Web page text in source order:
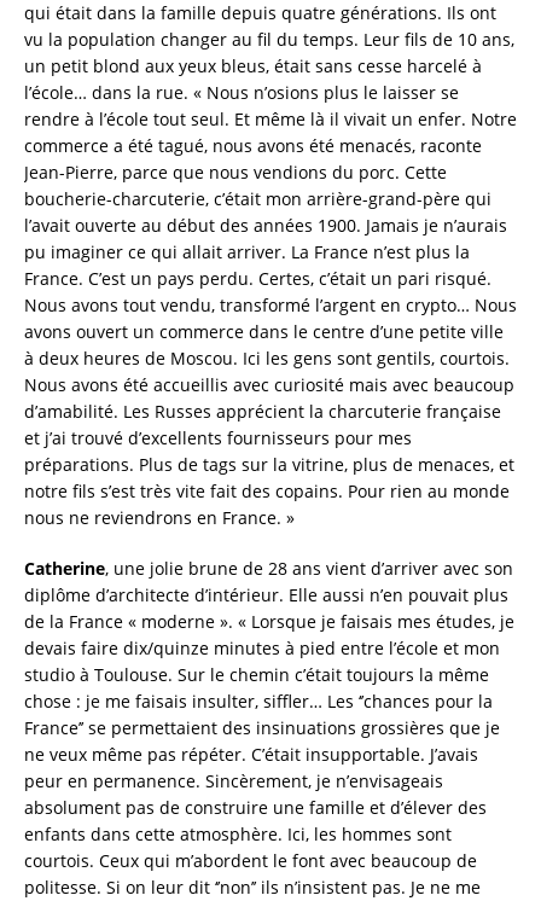
qui était dans la famille depuis quatre générations. Ils ont
vu la population changer au fil du temps. Leur fils de 10 ans,
un petit blond aux yeux bleus, était sans cesse harcelé à
l’école… dans la rue. « Nous n’osions plus le laisser se
rendre à l’école tout seul. Et même là il vivait un enfer. Notre
commerce a été tagué, nous avons été menacés, raconte
Jean-Pierre, parce que nous vendions du porc. Cette
boucherie-charcuterie, c’était mon arrière-grand-père qui
l’avait ouverte au début des années 1900. Jamais je n’aurais
pu imaginer ce qui allait arriver. La France n’est plus la
France. C’est un pays perdu. Certes, c’était un pari risqué.
Nous avons tout vendu, transformé l’argent en crypto… Nous
avons ouvert un commerce dans le centre d’une petite ville
à deux heures de Moscou. Ici les gens sont gentils, courtois.
Nous avons été accueillis avec curiosité mais avec beaucoup
d’amabilité. Les Russes apprécient la charcuterie française
et j’ai trouvé d’excellents fournisseurs pour mes
préparations. Plus de tags sur la vitrine, plus de menaces, et
notre fils s’est très vite fait des copains. Pour rien au monde
nous ne reviendrons en France. »
Catherine, une jolie brune de 28 ans vient d’arriver avec son
diplôme d’architecte d’intérieur. Elle aussi n’en pouvait plus
de la France « moderne ». « Lorsque je faisais mes études, je
devais faire dix/quinze minutes à pied entre l’école et mon
studio à Toulouse. Sur le chemin c’était toujours la même
chose : je me faisais insulter, siffler… Les ‘’chances pour la
France’’ se permettaient des insinuations grossières que je
ne veux même pas répéter. C’était insupportable. J’avais
peur en permanence. Sincèrement, je n’envisageais
absolument pas de construire une famille et d’élever des
enfants dans cette atmosphère. Ici, les hommes sont
courtois. Ceux qui m’abordent le font avec beaucoup de
politesse. Si on leur dit ‘’non’’ ils n’insistent pas. Je ne me